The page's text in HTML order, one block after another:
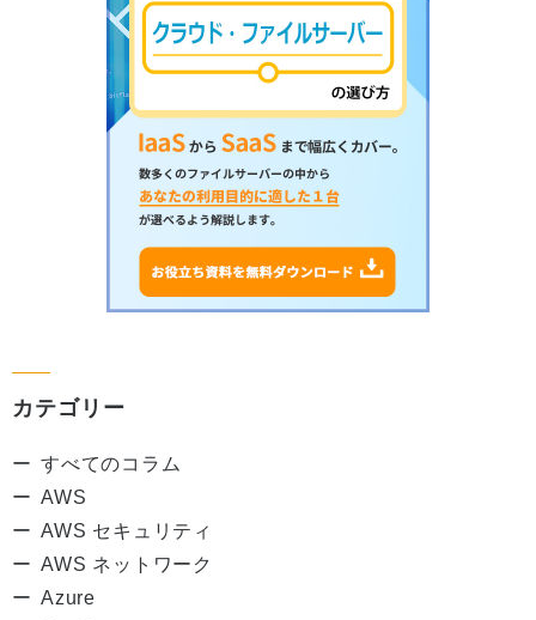
カテゴリー
すべてのコラム
AWS
AWS セキュリティ
AWS ネットワーク
Azure